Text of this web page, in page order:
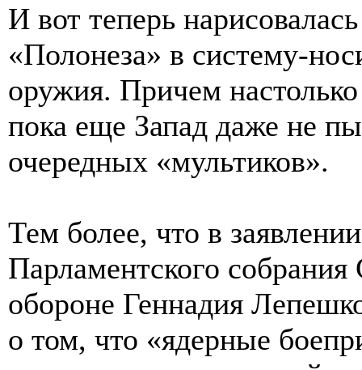
И вот теперь
«Полонеза» в систему-
оружия. Причем
пока еще Запад даже не
очередных «мультиков».
Тем более, что в
Парламентского
обороне Геннадия
о том, что «ядерные